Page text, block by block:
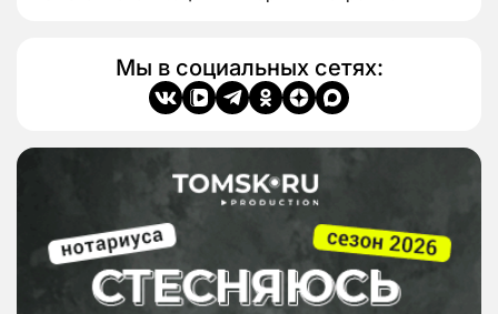
Мы в социальных сетях: